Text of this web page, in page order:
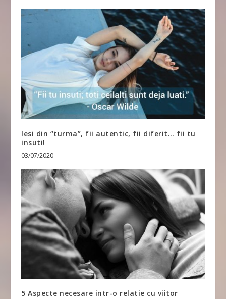
Iesi din “turma”, fii autentic, fii diferit… fii tu
insuti!
03/07/2020
5 Aspecte necesare intr-o relatie cu viitor